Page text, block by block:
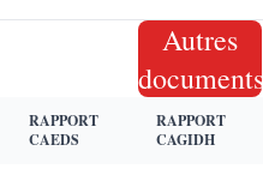
Autres
documents
RAPPORT
CAEDS
RAPPORT
CAGIDH